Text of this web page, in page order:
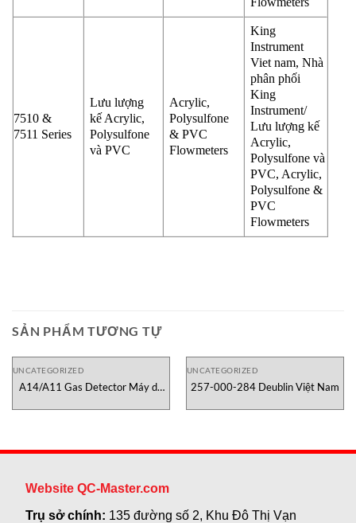
7510 &
7511 Series
Lưu lượng
kế Acrylic,
Polysulfone
và PVC
Acrylic,
Polysulfone
& PVC
Flowmeters
King
Instrument
Viet nam, Nhà
phân phối
King
Instrument/
Lưu lượng kế
Acrylic,
Polysulfone và
PVC, Acrylic,
Polysulfone &
PVC
Flowmeters
SẢN PHẨM TƯƠNG TỰ
UNCATEGORIZED
A14/A11 Gas Detector Máy dò
UNCATEGORIZED
257-000-284 Deublin Việt Nam
Website QC-Master.com
Trụ sở chính: 135 đường số 2, Khu Đô Thị Vạn